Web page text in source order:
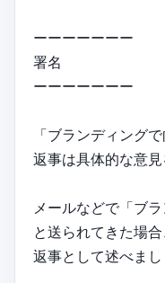
ーーーーーーー
署名
ーーーーーーー
「ブランディング
返事は具体的な意
メールなどで「ブ
と送られてきた場
返事として述べまし